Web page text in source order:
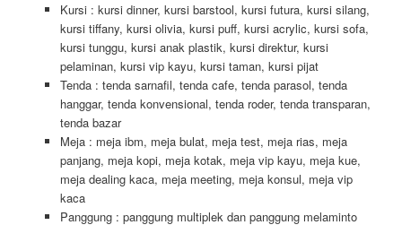
Kursi : kursi dinner, kursi barstool, kursi futura, kursi silang,
kursi tiffany, kursi olivia, kursi puff, kursi acrylic, kursi sofa,
kursi tunggu, kursi anak plastik, kursi direktur, kursi
pelaminan, kursi vip kayu, kursi taman, kursi pijat
Tenda : tenda sarnafil, tenda cafe, tenda parasol, tenda
hanggar, tenda konvensional, tenda roder, tenda transparan,
tenda bazar
Meja : meja ibm, meja bulat, meja test, meja rias, meja
panjang, meja kopi, meja kotak, meja vip kayu, meja kue,
meja dealing kaca, meja meeting, meja konsul, meja vip
kaca
Panggung : panggung multiplek dan panggung melaminto